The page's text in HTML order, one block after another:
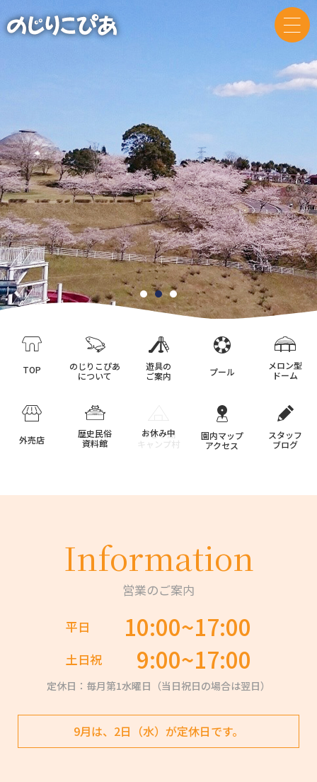
TOP
のじりこぴあ
について
遊具の
ご案内
プール
メロン型
ドーム
外売店
歴史民俗
資料館
のじり湖
キャンプ村
園内マップ
アクセス
スタッフ
ブログ
Information
営業のご案内
平日 10:00~17:00
土日祝 9:00~17:00
定休日：毎月第1水曜日（当日祝日の場合は翌日）
9月は、2日（水）が定休日です。